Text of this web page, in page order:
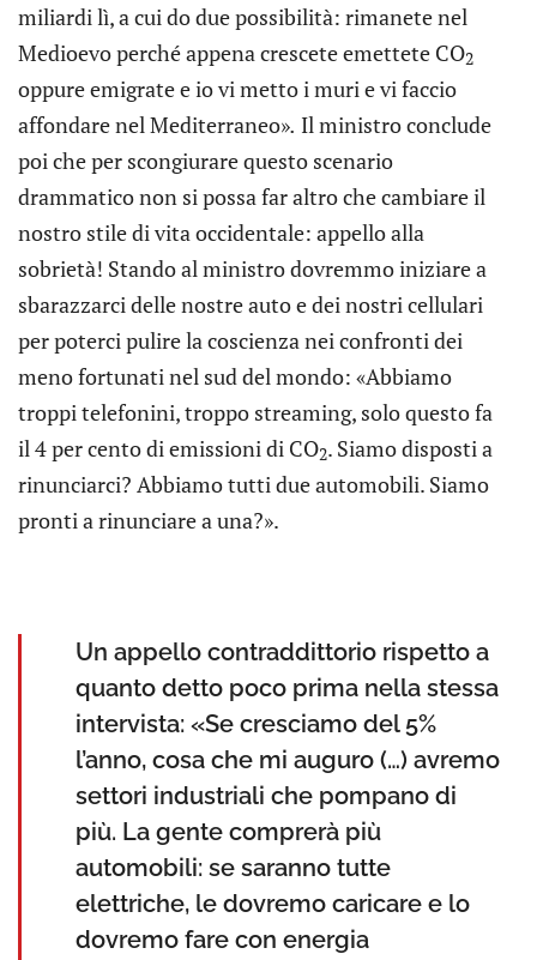
miliardi lì, a cui do due possibilità: rimanete nel
Medioevo perché appena crescete emettete CO2
oppure emigrate e io vi metto i muri e vi faccio
affondare nel Mediterraneo». Il ministro conclude
poi che per scongiurare questo scenario
drammatico non si possa far altro che cambiare il
nostro stile di vita occidentale: appello alla
sobrietà! Stando al ministro dovremmo iniziare a
sbarazzarci delle nostre auto e dei nostri cellulari
per poterci pulire la coscienza nei confronti dei
meno fortunati nel sud del mondo: «Abbiamo
troppi telefonini, troppo streaming, solo questo fa
il 4 per cento di emissioni di CO2. Siamo disposti a
rinunciarci? Abbiamo tutti due automobili. Siamo
pronti a rinunciare a una?».
Un appello contraddittorio rispetto a
quanto detto poco prima nella stessa
intervista: «Se cresciamo del 5%
l’anno, cosa che mi auguro (…) avremo
settori industriali che pompano di
più. La gente comprerà più
automobili: se saranno tutte
elettriche, le dovremo caricare e lo
dovremo fare con energia